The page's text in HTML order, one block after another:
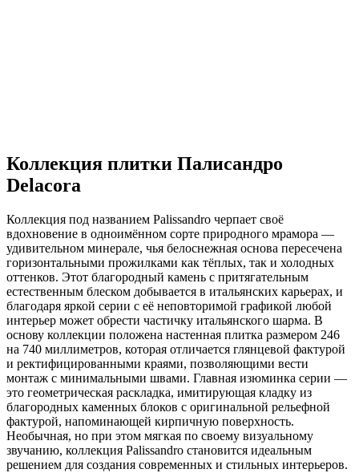
Коллекция плитки Палисандро
Delacora
Коллекция под названием Palissandro черпает своё
вдохновение в одноимённом сорте природного мрамора —
удивительном минерале, чья белоснежная основа пересечена
горизонтальными прожилками как тёплых, так и холодных
оттенков. Этот благородный камень с притягательным
естественным блеском добывается в итальянских карьерах, и
благодаря яркой серии с её неповторимой графикой любой
интерьер может обрести частичку итальянского шарма. В
основу коллекции положена настенная плитка размером 246
на 740 миллиметров, которая отличается глянцевой фактурой
и ректифицированными краями, позволяющими вести
монтаж с минимальными швами. Главная изюминка серии —
это геометрическая раскладка, имитирующая кладку из
благородных каменных блоков с оригинальной рельефной
фактурой, напоминающей кирпичную поверхность.
Необычная, но при этом мягкая по своему визуальному
звучанию, коллекция Palissandro становится идеальным
решением для создания современных и стильных интерьеров.